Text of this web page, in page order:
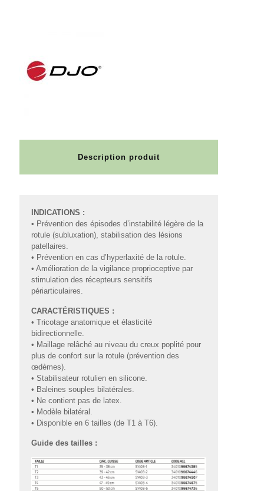
Description produit
INDICATIONS :
• Prévention des épisodes d’instabilité légère de la
rotule (subluxation), stabilisation des lésions
patellaires.
• Prévention en cas d’hyperlaxité de la rotule.
• Amélioration de la vigilance proprioceptive par
stimulation des récepteurs sensitifs
périarticulaires.
CARACTÉRISTIQUES :
• Tricotage anatomique et élasticité
bidirectionnelle.
• Maillage relâché au niveau du creux poplité pour
plus de confort sur la rotule (prévention des
œdèmes).
• Stabilisateur rotulien en silicone.
• Baleines souples bilatérales.
• Ne contient pas de latex.
• Modèle bilatéral.
• Disponible en 6 tailles (de T1 à T6).
Guide des tailles :